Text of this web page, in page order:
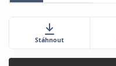
Stáhnout